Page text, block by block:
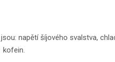
napětí šíjového svalstva,
kofein.